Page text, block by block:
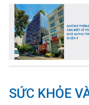
SỨC KHỎE